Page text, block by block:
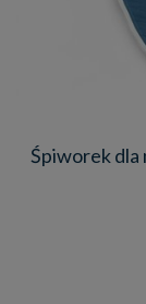
Śpiworek dla